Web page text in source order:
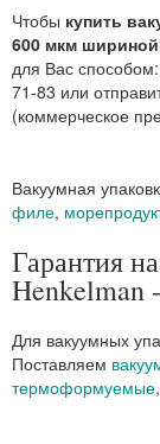
Чтобы купить
600 мкм
для Вас
71-83 или
(коммерческое
Вакуумная
филе,
Гарантия
Henkelman
Для вакуумных
Поставляем
термоформуемые,